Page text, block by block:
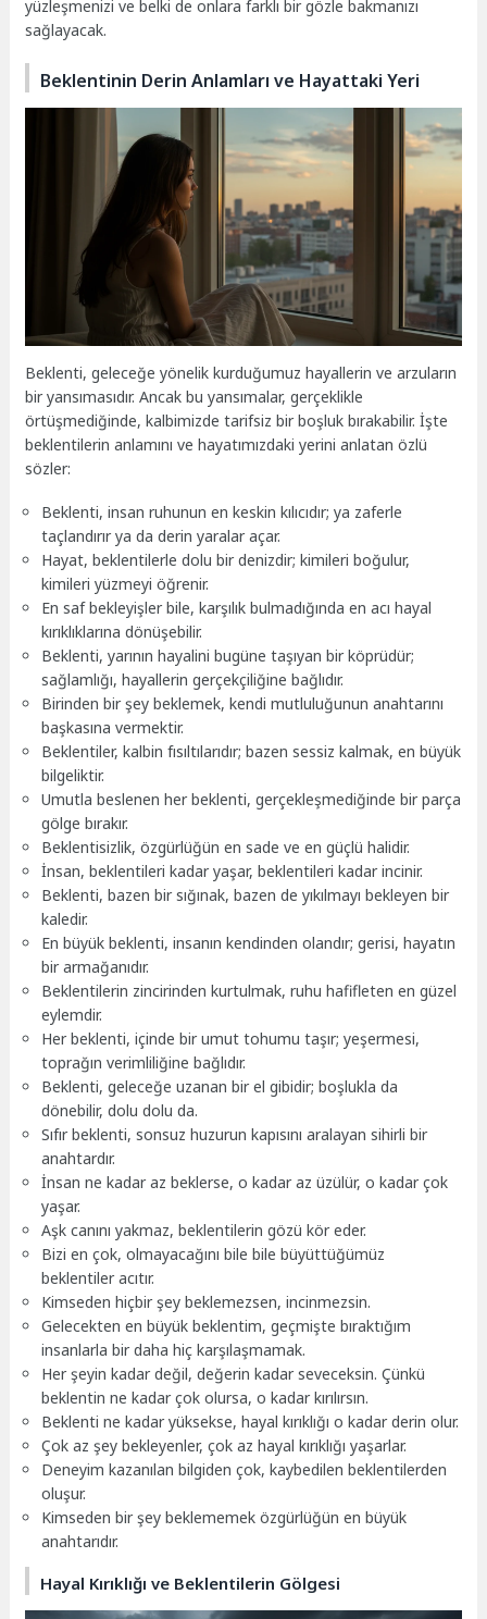
yüzleşmenizi ve belki de onlara farklı bir gözle bakmanızı
sağlayacak.
Beklentinin Derin Anlamları ve Hayattaki Yeri
Beklenti, geleceğe yönelik kurduğumuz hayallerin ve arzuların
bir yansımasıdır. Ancak bu yansımalar, gerçeklikle
örtüşmediğinde, kalbimizde tarifsiz bir boşluk bırakabilir. İşte
beklentilerin anlamını ve hayatımızdaki yerini anlatan özlü
sözler:
Beklenti, insan ruhunun en keskin kılıcıdır; ya zaferle
taçlandırır ya da derin yaralar açar.
Hayat, beklentilerle dolu bir denizdir; kimileri boğulur,
kimileri yüzmeyi öğrenir.
En saf bekleyişler bile, karşılık bulmadığında en acı hayal
kırıklıklarına dönüşebilir.
Beklenti, yarının hayalini bugüne taşıyan bir köprüdür;
sağlamlığı, hayallerin gerçekçiliğine bağlıdır.
Birinden bir şey beklemek, kendi mutluluğunun anahtarını
başkasına vermektir.
Beklentiler, kalbin fısıltılarıdır; bazen sessiz kalmak, en büyük
bilgeliktir.
Umutla beslenen her beklenti, gerçekleşmediğinde bir parça
gölge bırakır.
Beklentisizlik, özgürlüğün en sade ve en güçlü halidir.
İnsan, beklentileri kadar yaşar, beklentileri kadar incinir.
Beklenti, bazen bir sığınak, bazen de yıkılmayı bekleyen bir
kaledir.
En büyük beklenti, insanın kendinden olandır; gerisi, hayatın
bir armağanıdır.
Beklentilerin zincirinden kurtulmak, ruhu hafifleten en güzel
eylemdir.
Her beklenti, içinde bir umut tohumu taşır; yeşermesi,
toprağın verimliliğine bağlıdır.
Beklenti, geleceğe uzanan bir el gibidir; boşlukla da
dönebilir, dolu dolu da.
Sıfır beklenti, sonsuz huzurun kapısını aralayan sihirli bir
anahtardır.
İnsan ne kadar az beklerse, o kadar az üzülür, o kadar çok
yaşar.
Aşk canını yakmaz, beklentilerin gözü kör eder.
Bizi en çok, olmayacağını bile bile büyüttüğümüz
beklentiler acıtır.
Kimseden hiçbir şey beklemezsen, incinmezsin.
Gelecekten en büyük beklentim, geçmişte bıraktığım
insanlarla bir daha hiç karşılaşmamak.
Her şeyin kadar değil, değerin kadar seveceksin. Çünkü
beklentin ne kadar çok olursa, o kadar kırılırsın.
Beklenti ne kadar yüksekse, hayal kırıklığı o kadar derin olur.
Çok az şey bekleyenler, çok az hayal kırıklığı yaşarlar.
Deneyim kazanılan bilgiden çok, kaybedilen beklentilerden
oluşur.
Kimseden bir şey beklememek özgürlüğün en büyük
anahtarıdır.
Hayal Kırıklığı ve Beklentilerin Gölgesi